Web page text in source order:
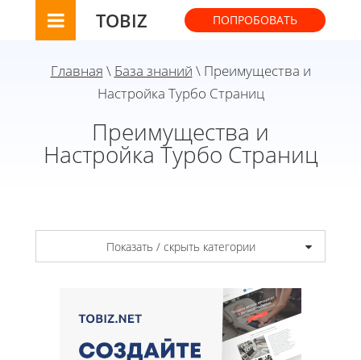
TOBIZ ПОПРОБОВАТЬ
Главная \ База знаний \ Преимущества и
Настройка Турбо Страниц
Преимущества и
Настройка Турбо Страниц
Показать / скрыть категории